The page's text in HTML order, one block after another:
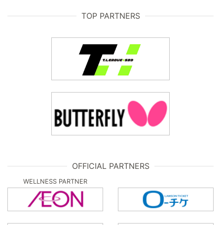
TOP PARTNERS
OFFICIAL PARTNERS
WELLNESS PARTNER